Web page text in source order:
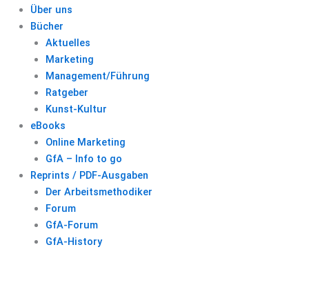
Über uns
Bücher
Aktuelles
Marketing
Management/Führung
Ratgeber
Kunst-Kultur
eBooks
Online Marketing
GfA – Info to go
Reprints / PDF-Ausgaben
Der Arbeitsmethodiker
Forum
GfA-Forum
GfA-History